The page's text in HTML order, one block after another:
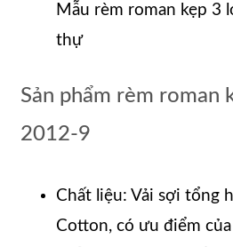
Mẫu rèm roman kẹp 3
thự
Sản phẩm rèm roman
2012-9
Chất liệu: Vải sợi tổng
Cotton, có ưu điểm